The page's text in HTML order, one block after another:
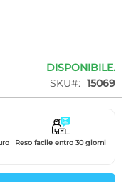
DISPONIBILE.
SKU
15069
Reso facile entro 30 giorni